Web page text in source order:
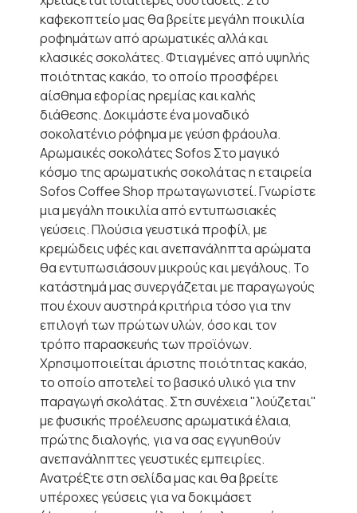
καφεκοπτείο μας θα βρείτε μεγάλη ποικιλία
ροφημάτων από αρωματικές αλλά και
κλασικές σοκολάτες. Φτιαγμένες από υψηλής
ποιότητας κακάο, το οποίο προσφέρει
αίσθημα εφορίας ηρεμίας και καλής
διάθεσης. Δοκιμάστε ένα μοναδικό
σοκολατένιο ρόφημα με γεύση φράουλα.
Αρωμαικές σοκολάτες Sofos Στο μαγικό
κόσμο της αρωματικής σοκολάτας η εταιρεία
Sofos Coffee Shop πρωταγωνιστεί. Γνωρίστε
μια μεγάλη ποικιλία από εντυπωσιακές
γεύσεις. Πλούσια γευστικά προφίλ, με
κρεμώδεις υφές και ανεπανάληπτα αρώματα
θα εντυπωσιάσουν μικρούς και μεγάλους. Το
κατάστημά μας συνεργάζεται με παραγωγούς
που έχουν αυστηρά κριτήρια τόσο για την
επιλογή των πρώτων υλών, όσο και τον
τρόπο παρασκευής των προϊόνων.
Χρησιμοποιείται άριστης ποιότητας κακάο,
το οποίο αποτελεί το βασικό υλικό για την
παραγωγή σκολάτας. Στη συνέχεια "λούζεται"
με φυσικής προέλευσης αρωματικά έλαια,
πρώτης διαλογής, για να σας εγγυηθούν
ανεπανάληπτες γευστικές εμπειρίες.
Ανατρέξτε στη σελίδα μας και θα βρείτε
υπέροχες γεύσεις για να δοκιμάσετ